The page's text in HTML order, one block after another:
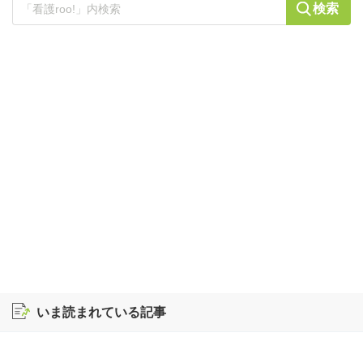
検索
いま読まれている記事